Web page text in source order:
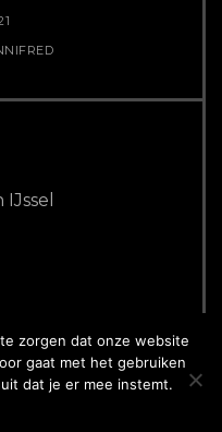
zorgen dat onze website
gaat met het gebruiken
dat je er mee instemt.